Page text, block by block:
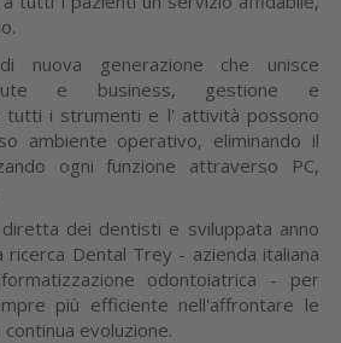
generazione che unisce
e business, gestione e
tutti i strumenti e l' attività possono
ambiente operativo, eliminando il
ogni funzione attraverso PC,
dei dentisti e sviluppata anno
ricerca Dental Trey - azienda italiana
odontoiatrica - per
più efficiente nell'affrontare le
evoluzione.